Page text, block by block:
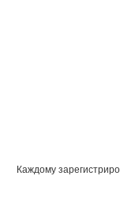
Каждому